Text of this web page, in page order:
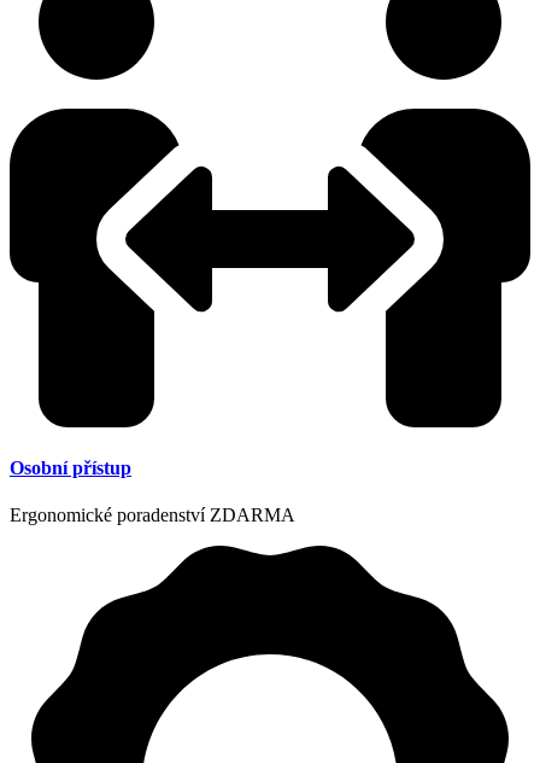
Osobní přístup
Ergonomické poradenství ZDARMA